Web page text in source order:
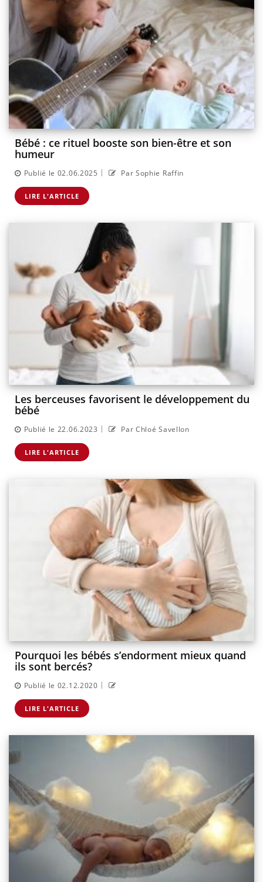
Bébé : ce rituel booste son bien-être et son
humeur
Publié le 02.06.2025 | Par Sophie Raffin
LIRE L'ARTICLE
Les berceuses favorisent le développement du
bébé
Publié le 22.06.2023 | Par Chloé Savellon
LIRE L'ARTICLE
Pourquoi les bébés s’endorment mieux quand
ils sont bercés?
Publié le 02.12.2020 |
LIRE L'ARTICLE